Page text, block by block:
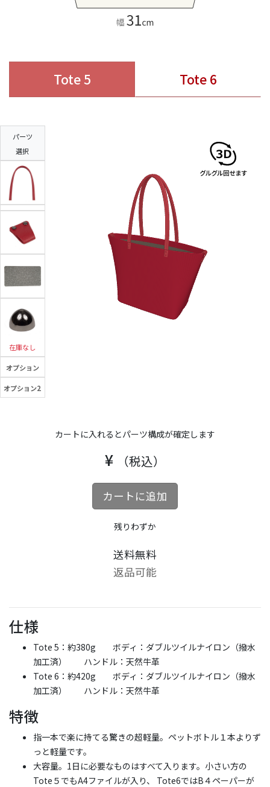
Tote 5 Tote 6
パーツ
選択
在庫なし
オプション
オプション2
カートに入れるとパーツ構成が確定します
¥ （税込）
カートに追加
残りわずか
送料無料
返品可能
仕様
Tote 5：約380g ボディ：ダブルツイルナイロン（撥水
加工済） ハンドル：天然牛革
Tote 6：約420g ボディ：ダブルツイルナイロン（撥水
加工済） ハンドル：天然牛革
特徴
指一本で楽に持てる驚きの超軽量。ペットボトル１本よりず
っと軽量です。
大容量。1日に必要なものはすべて入ります。小さい方の
Tote５でもA4ファイルが入り、 Tote6ではB４ペーパーが